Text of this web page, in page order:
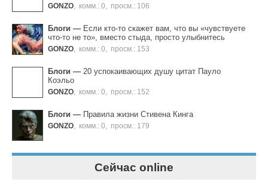
GONZO комм.: 0 просм.: 106
Блоги — Если кто-то скажет вам, что вы «чувствуете
что-то не то», вместо стыда, просто улыбнитесь
GONZO комм.: 0 просм.: 153
Блоги — 20 успокаивающих душу цитат Пауло
Коэльо
GONZO комм.: 0 просм.: 152
Блоги — Правила жизни Стивена Кинга
GONZO комм.: 0 просм.: 179
Сейчас online